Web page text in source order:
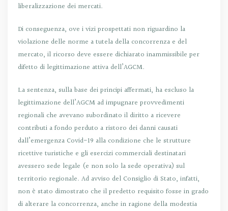
liberalizzazione dei mercati.
Di conseguenza, ove i vizi prospettati non riguardino la
violazione delle norme a tutela della concorrenza e del
mercato, il ricorso deve essere dichiarato inammissibile per
difetto di legittimazione attiva dell’AGCM.
La sentenza, sulla base dei principi affermati, ha escluso la
legittimazione dell’AGCM ad impugnare provvedimenti
regionali che avevano subordinato il diritto a ricevere
contributi a fondo perduto a ristoro dei danni causati
dall’emergenza Covid-19 alla condizione che le strutture
ricettive turistiche e gli esercizi commerciali destinatari
avessero sede legale (e non solo la sede operativa) sul
territorio regionale. Ad avviso del Consiglio di Stato, infatti,
non è stato dimostrato che il predetto requisito fosse in grado
di alterare la concorrenza, anche in ragione della modestia